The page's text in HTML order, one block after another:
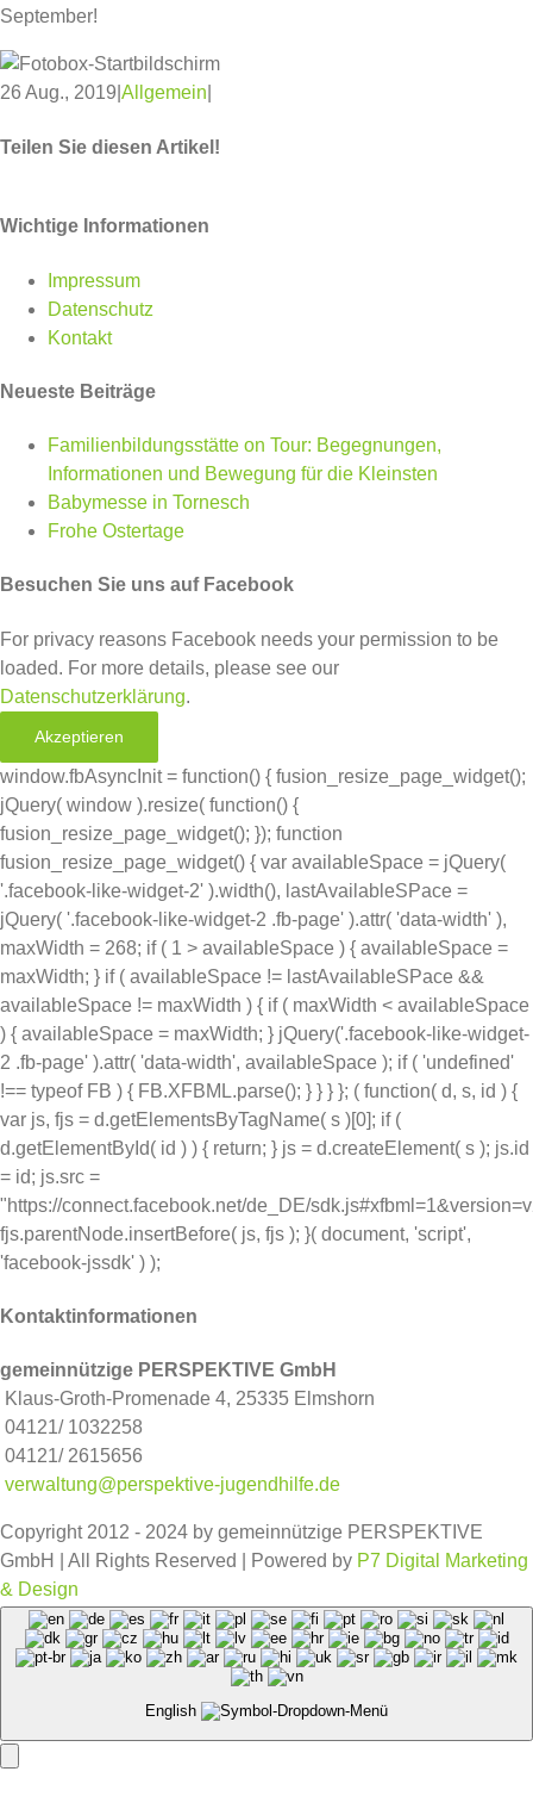
September!
26 Aug., 2019 Allgemein
Teilen Sie diesen Artikel!
Wichtige Informationen
Impressum
Datenschutz
Kontakt
Neueste Beiträge
Familienbildungsstätte on Tour: Begegnungen,
Informationen und Bewegung für die Kleinsten
Babymesse in Tornesch
Frohe Ostertage
Besuchen Sie uns auf Facebook
For privacy reasons Facebook needs your permission to be
loaded. For more details, please see our
Datenschutzerklärung.
Akzeptieren
window.fbAsyncInit = function() { fusion_resize_page_widget();
jQuery( window ).resize( function() {
fusion_resize_page_widget(); }); function
fusion_resize_page_widget() { var availableSpace = jQuery(
'.facebook-like-widget-2' ).width(), lastAvailableSPace =
jQuery( '.facebook-like-widget-2 .fb-page' ).attr( 'data-width' ),
maxWidth = 268; if ( 1 > availableSpace ) { availableSpace =
maxWidth; } if ( availableSpace != lastAvailableSPace &&
availableSpace != maxWidth ) { if ( maxWidth < availableSpace
) { availableSpace = maxWidth; } jQuery('.facebook-like-widget-
2 .fb-page' ).attr( 'data-width', availableSpace ); if ( 'undefined'
!== typeof FB ) { FB.XFBML.parse(); } } } }; ( function( d, s, id ) {
var js, fjs = d.getElementsByTagName( s )[0]; if (
d.getElementById( id ) ) { return; } js = d.createElement( s ); js.id
= id; js.src =
"https://connect.facebook.net/de_DE/
fjs.parentNode.insertBefore( js, fjs ); }( document, 'script',
'facebook-jssdk' ) );
Kontaktinformationen
gemeinnützige PERSPEKTIVE GmbH
Klaus-Groth-Promenade 4, 25335 Elmshorn
04121/ 1032258
04121/ 2615656
verwaltung@perspektive-jugendhilfe.de
Copyright 2012 - 2024 by gemeinnützige PERSPEKTIVE
GmbH | All Rights Reserved | Powered by P7 Digital Marketing
& Design
Facebook
Instagram
English